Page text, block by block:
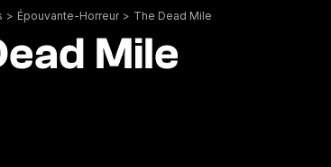
> Épouvante-Horreur > The Dead Mile
Mile